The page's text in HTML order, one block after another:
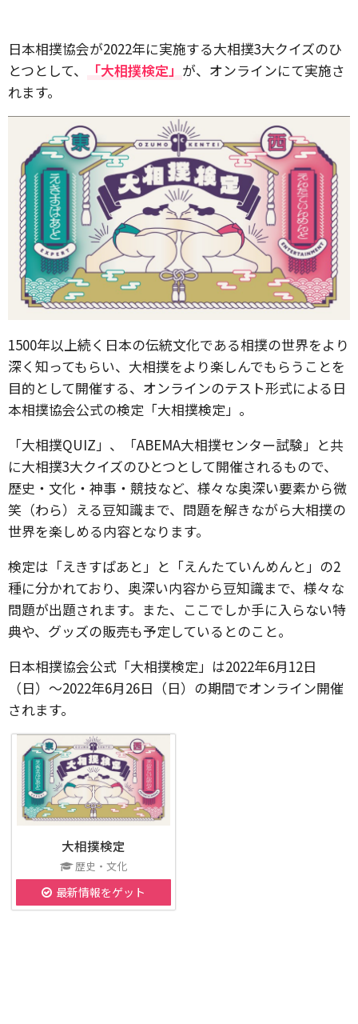
日本相撲協会が2022年に実施する大相撲3大クイズのひ
とつとして、
「大相撲検定」 が、オンラインにて実施さ
れます。
1500年以上続く日本の伝統文化である相撲の世界をより
深く知ってもらい、大相撲をより楽しんでもらうことを
目的として開催する、オンラインのテスト形式による日
本相撲協会公式の検定「大相撲検定」。
「大相撲QUIZ」、「ABEMA大相撲センター試験」と共
に大相撲3大クイズのひとつとして開催されるもので、
歴史・文化・神事・競技など、様々な奥深い要素から微
笑（わら）える豆知識まで、問題を解きながら大相撲の
世界を楽しめる内容となります。
検定は「えきすぱあと」と「えんたていんめんと」の2
種に分かれており、奥深い内容から豆知識まで、様々な
問題が出題されます。また、ここでしか手に入らない特
典や、グッズの販売も予定しているとのこと。
日本相撲協会公式「大相撲検定」は2022年6月12日
（日）～2022年6月26日（日）の期間でオンライン開催
されます。
大相撲検定
歴史・文化
最新情報をゲット